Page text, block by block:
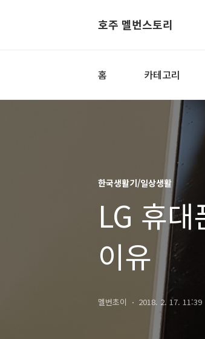
호주 멜번스토리
홈 카테고리
한국생활기/일상생활
LG 휴대폰 세계 일류가 되지 못하는
이유
멜번초이 2018. 2. 17. 11:39